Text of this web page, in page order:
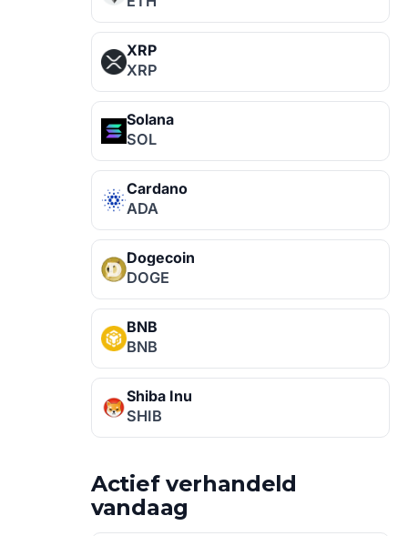
XRP
XRP
Solana
SOL
Cardano
ADA
Dogecoin
DOGE
BNB
BNB
Shiba Inu
SHIB
Actief verhandeld
vandaag